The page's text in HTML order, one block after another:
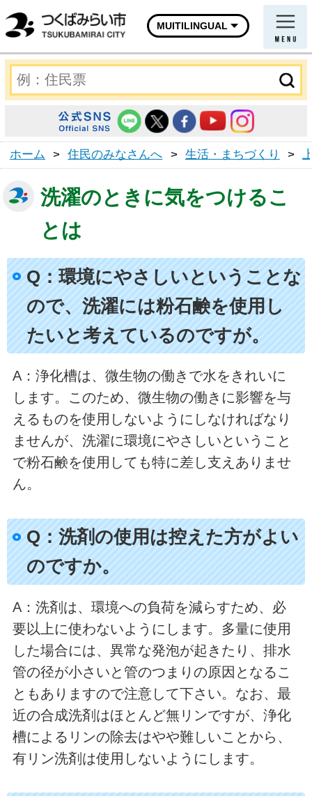
MUITILINGUAL
ホーム > 住民のみなさんへ > 生活・まちづくり >
洗濯のときに気をつけるこ
とは
Q：環境にやさしいということな
ので、洗濯には粉石鹸を使用し
たいと考えているのですが。
A：浄化槽は、微生物の働きで水をきれいに
します。このため、微生物の働きに影響を与
えるものを使用しないようにしなければなり
ませんが、洗濯に環境にやさしいということ
で粉石鹸を使用しても特に差し支えありませ
ん。
Q：洗剤の使用は控えた方がよい
のですか。
A：洗剤は、環境への負荷を減らすため、必
要以上に使わないようにします。多量に使用
した場合には、異常な発泡が起きたり、排水
管の径が小さいと管のつまりの原因となるこ
ともありますので注意して下さい。なお、最
近の合成洗剤はほとんど無リンですが、浄化
槽によるリンの除去はやや難しいことから、
有リン洗剤は使用しないようにします。